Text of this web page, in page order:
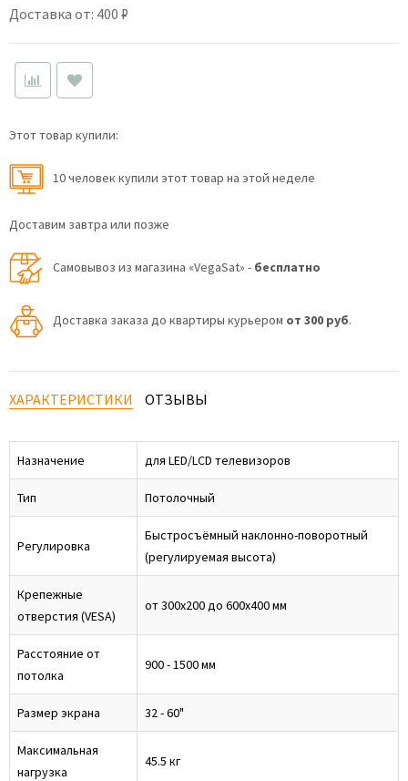
Доставка от: 400 ₽
Этот товар купили:
10 человек купили этот товар на этой неделе
Доставим завтра или позже
Самовывоз из магазина «VegaSat» - бесплатно
Доставка заказа до квартиры курьером от 300 руб.
ХАРАКТЕРИСТИКИ ОТЗЫВЫ
Назначение для LED/LCD телевизоров
Тип Потолочный
Регулировка
Быстросъёмный наклонно-поворотный
(регулируемая высота)
Крепежные
отверстия (VESA)
от 300x200 до 600x400 мм
Расстояние от
потолка
900 - 1500 мм
Размер экрана 32 - 60"
Максимальная
нагрузка
45.5 кг